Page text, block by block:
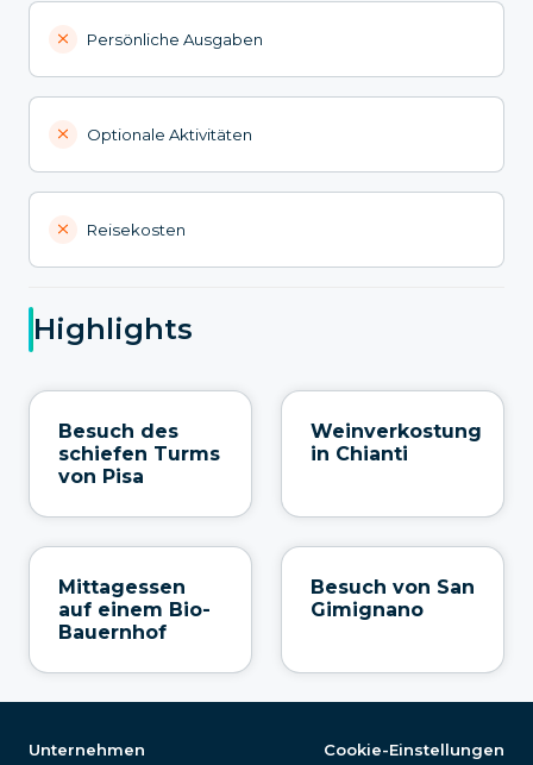
Persönliche Ausgaben
Optionale Aktivitäten
Reisekosten
Highlights
Besuch des
schiefen Turms
von Pisa
Weinverkostung
in Chianti
Mittagessen
auf einem Bio-
Bauernhof
Besuch von San
Gimignano
Unternehmen Cookie-Einstellungen